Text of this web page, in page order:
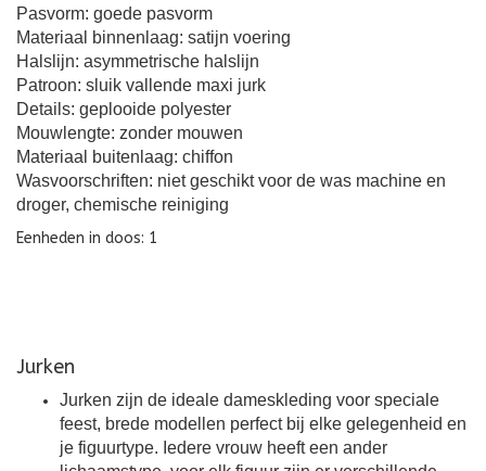
Pasvorm: goede pasvorm
Materiaal binnenlaag: satijn voering
Halslijn: asymmetrische halslijn
Patroon: sluik vallende maxi jurk
Details: geplooide polyester
Mouwlengte: zonder mouwen
Materiaal buitenlaag: chiffon
Wasvoorschriften: niet geschikt voor de was machine en
droger, chemische reiniging
Eenheden in doos: 1
Jurken
Jurken zijn de ideale dameskleding voor speciale
feest, brede modellen perfect bij elke gelegenheid en
je figuurtype. Iedere vrouw heeft een ander